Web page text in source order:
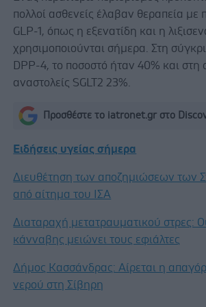
πολλοί ασθενείς έλαβαν θεραπεία με
GLP-1, όπως η εξενατίδη και η
χρησιμοποιούνται σήμερα. Στη
DPP-4, το ποσοστό ήταν 40% και στη
αναστολείς SGLT2 23%.
Προσθέστε το iatronet.gr στο
Ειδήσεις υγείας σήμερα
Διευθέτηση των αποζημιώσεων των
από αίτημα του ΙΣΑ
Διαταραχή μετατραυματικού στρες:
κάνναβης μειώνει τους εφιάλτες
Δήμος Κασσάνδρας: Αίρεται η
νερού στη Σίβηρη